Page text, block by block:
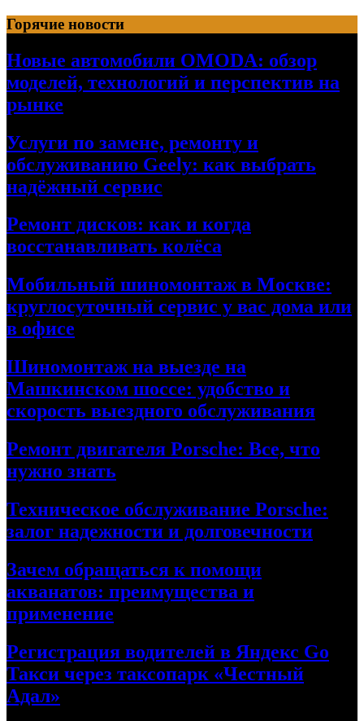
Перейти
к
содержимому
Горячие новости
Новые автомобили OMODA: обзор
моделей, технологий и перспектив на
рынке
Услуги по замене, ремонту и
обслуживанию Geely: как выбрать
надёжный сервис
Ремонт дисков: как и когда
восстанавливать колёса
Мобильный шиномонтаж в Москве:
круглосуточный сервис у вас дома или
в офисе
Шиномонтаж на выезде на
Машкинском шоссе: удобство и
скорость выездного обслуживания
Ремонт двигателя Porsche: Все, что
нужно знать
Техническое обслуживание Porsche:
залог надежности и долговечности
Зачем обращаться к помощи
акванатов: преимущества и
применение
Регистрация водителей в Яндекс Go
Такси через таксопарк «Честный
Адал»